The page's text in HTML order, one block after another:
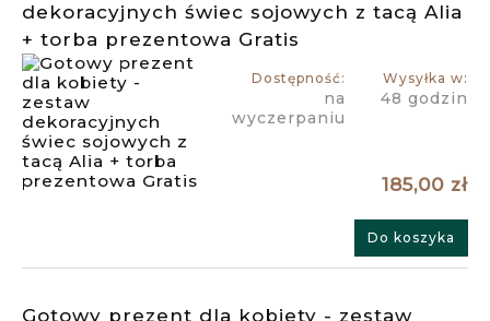
dekoracyjnych świec sojowych z tacą Alia
+ torba prezentowa Gratis
Dostępność:
na
wyczerpaniu
Wysyłka w:
48 godzin
185,00 zł
Do koszyka
Gotowy prezent dla kobiety - zestaw